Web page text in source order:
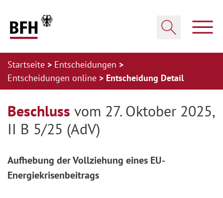
Startseite
Entscheidungen
Entscheidungen online
Entscheidung Detail
Beschluss vom 27. Oktober 2025,
II B 5/25 (AdV)
Aufhebung der Vollziehung eines EU-
Energiekrisenbeitrags